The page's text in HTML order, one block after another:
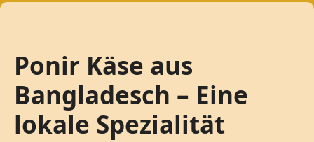
Ponir Käse aus
Bangladesch – Eine
lokale Spezialität